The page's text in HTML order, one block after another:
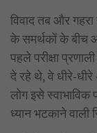
विवाद तब और
के समर्थकों के बीच
पहले परीक्षा
दे रहे थे, वे धीरे-
लोग इसे स्वाभाविक
ध्यान भटकाने